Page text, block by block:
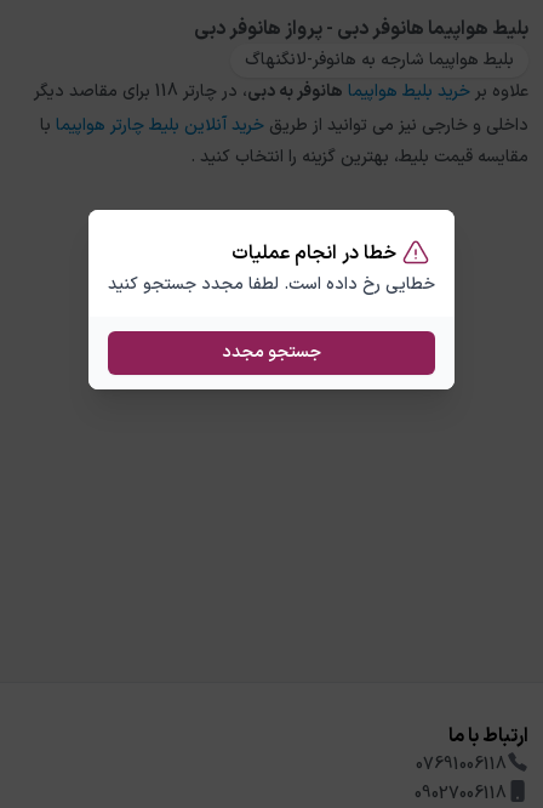
خطا در انجام عملیات
خطایی رخ داده است. لطفا مجدد جستجو کنید
جستجو مجدد
بلیط هواپیما هانوفر دبی - پرواز هانوفر دبی
بلیط هواپیما شارجه به هانوفر-لانگنهاگ
علاوه بر خرید بلیط هواپیما هانوفربهدبی
، در چارتر 118 برای مقاصد دیگر
داخلی و خارجی نیز می توانید از طریق خرید آنلاین بلیط چارتر هواپیما با
مقایسه قیمت بلیط، بهترین گزینه را انتخاب کنید .
ارتباط با ما
07691006118
09027006118